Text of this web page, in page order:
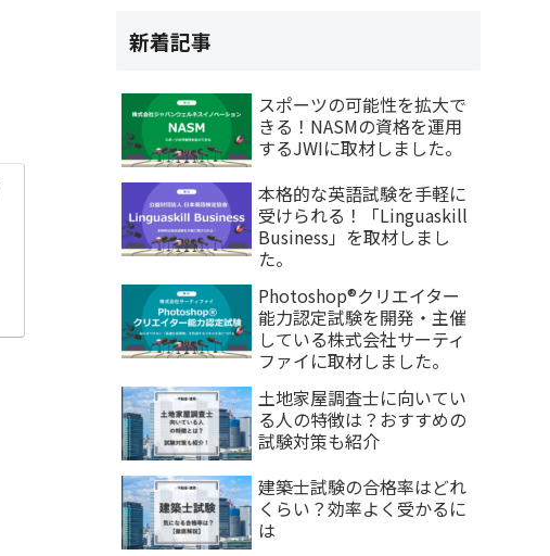
新着記事
スポーツの可能性を拡大で
きる！NASMの資格を運用
するJWIに取材しました。
本格的な英語試験を手軽に
受けられる！「Linguaskill
Business」を取材しまし
た。
Photoshop®クリエイター
能力認定試験を開発・主催
している株式会社サーティ
ファイに取材しました。
土地家屋調査士に向いてい
る人の特徴は？おすすめの
試験対策も紹介
建築士試験の合格率はどれ
くらい？効率よく受かるに
は